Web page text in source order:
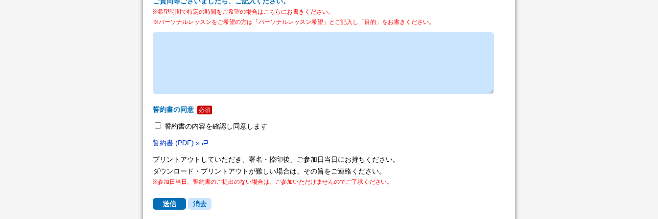
※希望時間で特定の時間をご希望の場合はこちらにお書きください。
※パーソナルレッスンをご希望の方は「パーソナルレッスン希望」とご記入し「目的」をお書きください。
誓約書の同意 必須
誓約書の内容を確認し同意します
誓約書 (PDF) »
プリントアウトしていただき、署名・捺印後、ご参加日当日にお持ちください。
ダウンロード・プリントアウトが難しい場合は、その旨をご連絡ください。
※参加日当日、誓約書のご提出のない場合は、ご参加いただけませんのでご了承ください。